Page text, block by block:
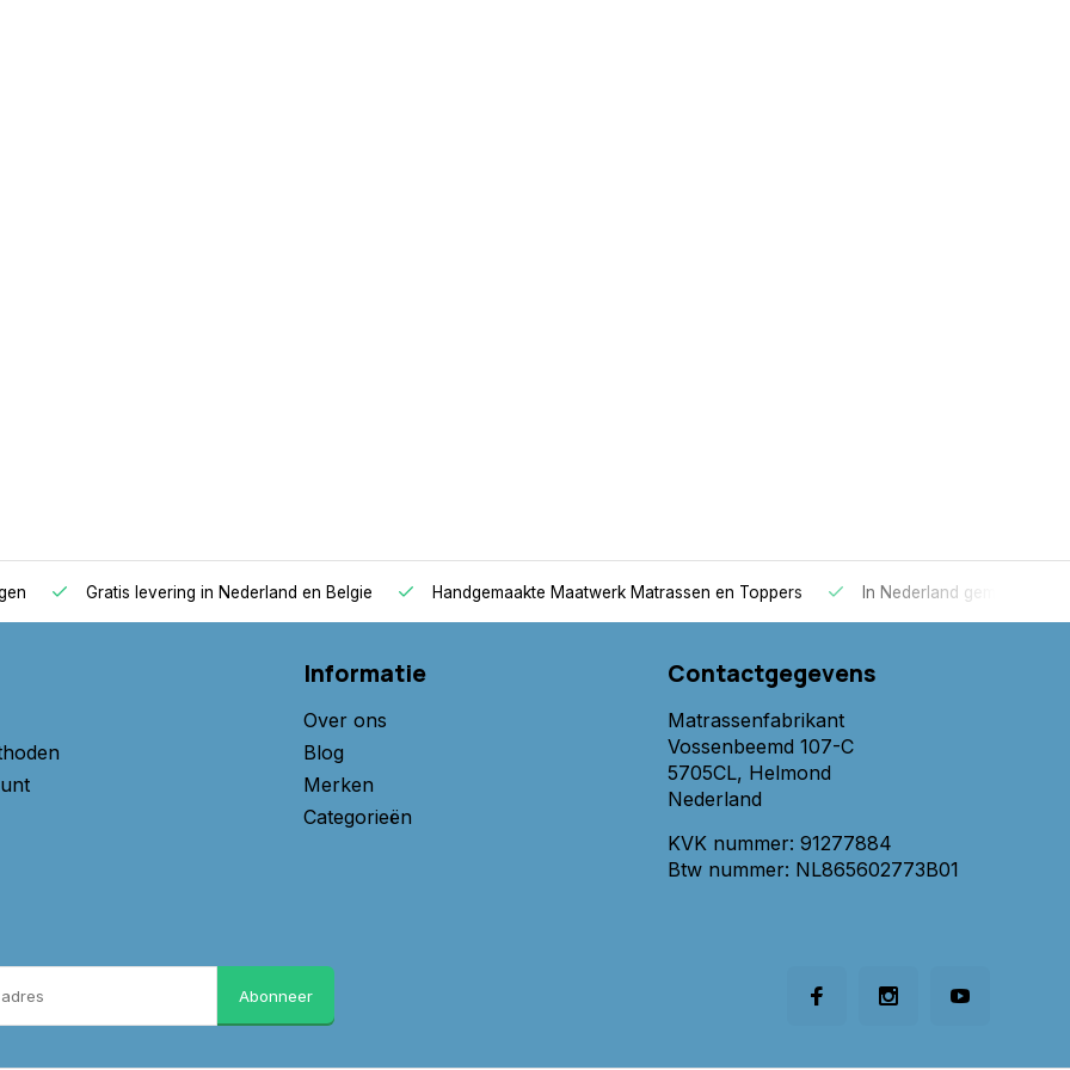
50 medium en 12cm
dubbeldoek stof. Tegen
link.
Gratis levering in Nederland en Belgie Handgemaakte Maatwerk Matrassen en Toppers In Nederland gemaakt
Informatie
Over ons
Blog
Merken
Categorieën
Contactgegevens
Matrassenfabrikant
Vossenbeemd 107-C
5705CL, Helmond
Nederland
KVK nummer: 91277884
Btw nummer: NL865602773B01
Abonneer